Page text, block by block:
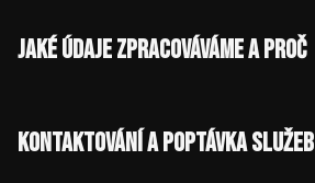
Jaké údaje zpracováváme a proč
Kontaktování a poptávka služeb